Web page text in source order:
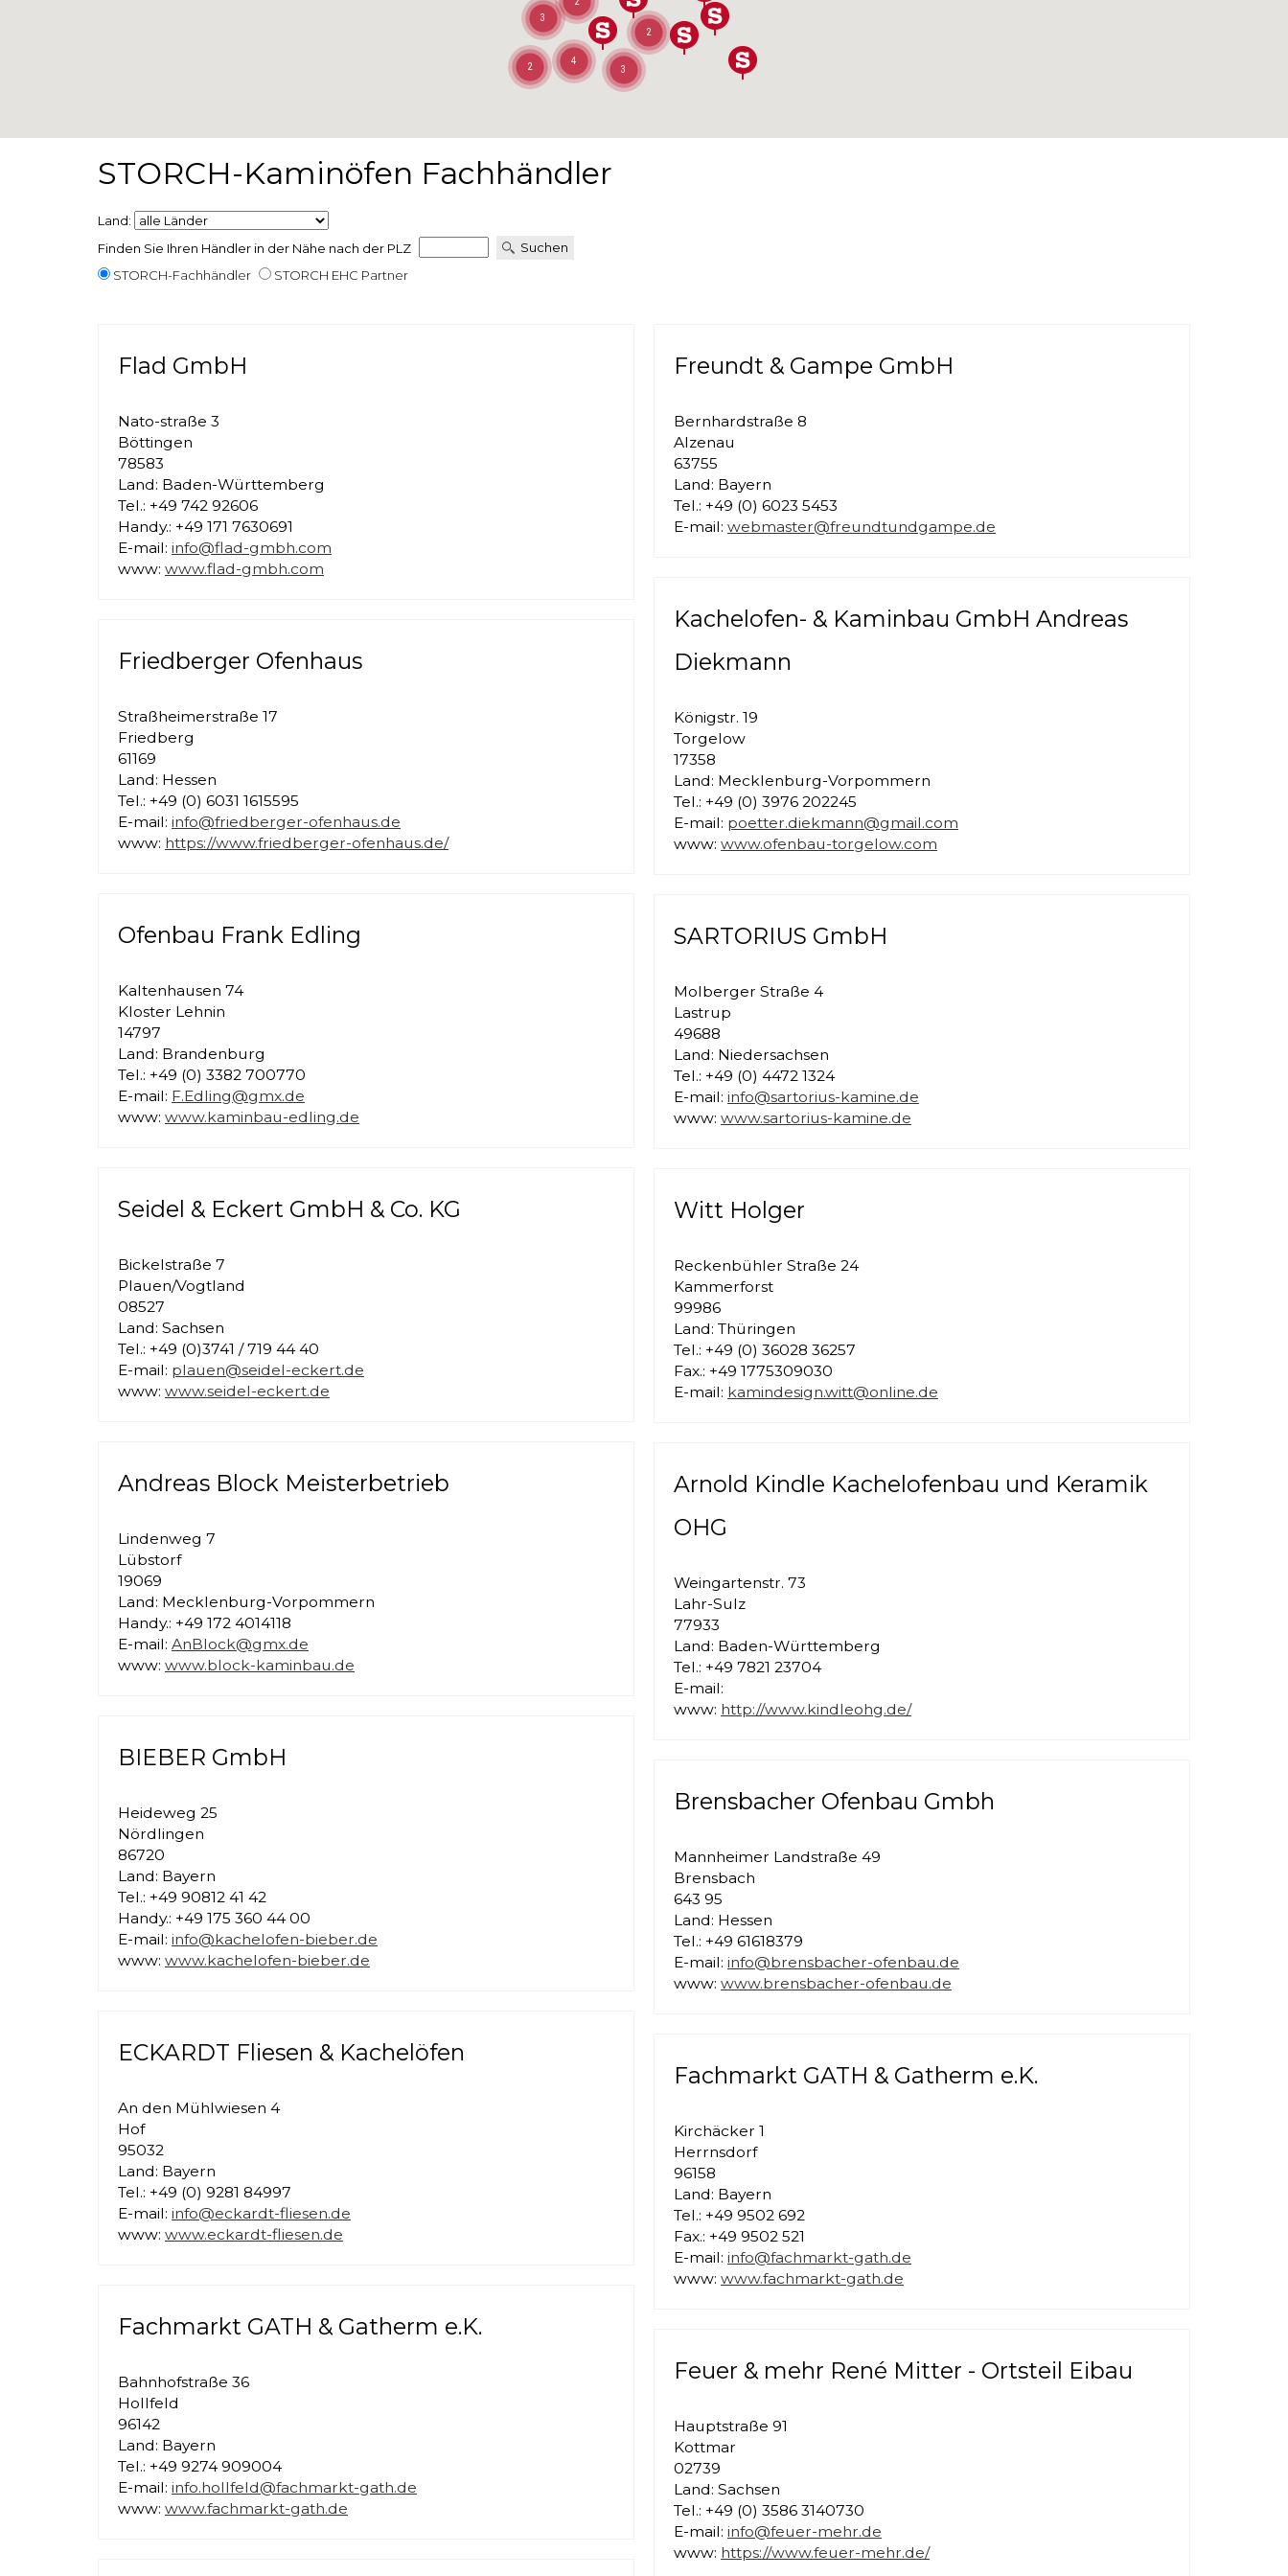
4
2
2
3
3
STORCH-Kaminöfen Fachhändler
Land:
Finden Sie Ihren Händler in der Nähe nach der PLZ
STORCH-Fachhändler
STORCH EHC Partner
Flad GmbH
Nato-straße 3
Böttingen
78583
Land: Baden-Württemberg
Tel.: +49 742 92606
Handy.: +49 171 7630691
E-mail: info@flad-gmbh.com
www: www.flad-gmbh.com
Friedberger Ofenhaus
Straßheimerstraße 17
Friedberg
61169
Land: Hessen
Tel.: +49 (0) 6031 1615595
E-mail: info@friedberger-ofenhaus.de
www: https://www.friedberger-ofenhaus.de/
Ofenbau Frank Edling
Kaltenhausen 74
Kloster Lehnin
14797
Land: Brandenburg
Tel.: +49 (0) 3382 700770
E-mail: F.Edling@gmx.de
www: www.kaminbau-edling.de
Seidel & Eckert GmbH & Co. KG
Bickelstraße 7
Plauen/Vogtland
08527
Land: Sachsen
Tel.: +49 (0)3741 / 719 44 40
E-mail: plauen@seidel-eckert.de
www: www.seidel-eckert.de
Andreas Block Meisterbetrieb
Lindenweg 7
Lübstorf
19069
Land: Mecklenburg-Vorpommern
Handy.: +49 172 4014118
E-mail: AnBlock@gmx.de
www: www.block-kaminbau.de
BIEBER GmbH
Heideweg 25
Nördlingen
86720
Land: Bayern
Tel.: +49 90812 41 42
Handy.: +49 175 360 44 00
E-mail: info@kachelofen-bieber.de
www: www.kachelofen-bieber.de
ECKARDT Fliesen & Kachelöfen
An den Mühlwiesen 4
Hof
95032
Land: Bayern
Tel.: +49 (0) 9281 84997
E-mail: info@eckardt-fliesen.de
www: www.eckardt-fliesen.de
Fachmarkt GATH & Gatherm e.K.
Bahnhofstraße 36
Hollfeld
96142
Land: Bayern
Tel.: +49 9274 909004
E-mail: info.hollfeld@fachmarkt-gath.de
www: www.fachmarkt-gath.de
Freundt & Gampe GmbH
Bernhardstraße 8
Alzenau
63755
Land: Bayern
Tel.: +49 (0) 6023 5453
E-mail: webmaster@freundtundgampe.de
Kachelofen- & Kaminbau GmbH Andreas
Diekmann
Königstr. 19
Torgelow
17358
Land: Mecklenburg-Vorpommern
Tel.: +49 (0) 3976 202245
E-mail: poetter.diekmann@gmail.com
www: www.ofenbau-torgelow.com
SARTORIUS GmbH
Molberger Straße 4
Lastrup
49688
Land: Niedersachsen
Tel.: +49 (0) 4472 1324
E-mail: info@sartorius-kamine.de
www: www.sartorius-kamine.de
Witt Holger
Reckenbühler Straße 24
Kammerforst
99986
Land: Thüringen
Tel.: +49 (0) 36028 36257
Fax.: +49 1775309030
E-mail: kamindesign.witt@online.de
Arnold Kindle Kachelofenbau und Keramik
OHG
Weingartenstr. 73
Lahr-Sulz
77933
Land: Baden-Württemberg
Tel.: +49 7821 23704
E-mail:
www: http://www.kindleohg.de/
Brensbacher Ofenbau Gmbh
Mannheimer Landstraße 49
Brensbach
643 95
Land: Hessen
Tel.: +49 61618379
E-mail: info@brensbacher-ofenbau.de
www: www.brensbacher-ofenbau.de
Fachmarkt GATH & Gatherm e.K.
Kirchäcker 1
Herrnsdorf
96158
Land: Bayern
Tel.: +49 9502 692
Fax.: +49 9502 521
E-mail: info@fachmarkt-gath.de
www: www.fachmarkt-gath.de
Feuer & mehr René Mitter - Ortsteil Eibau
Hauptstraße 91
Kottmar
02739
Land: Sachsen
Tel.: +49 (0) 3586 3140730
E-mail: info@feuer-mehr.de
www: https://www.feuer-mehr.de/